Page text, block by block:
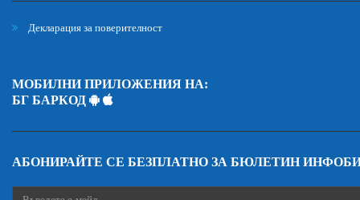
Декларация за поверителност
МОБИЛНИ ПРИЛОЖЕНИЯ НА:
БГ БАРКОД
АБОНИРАЙТЕ СЕ БЕЗПЛАТНО ЗА БЮЛЕТИН